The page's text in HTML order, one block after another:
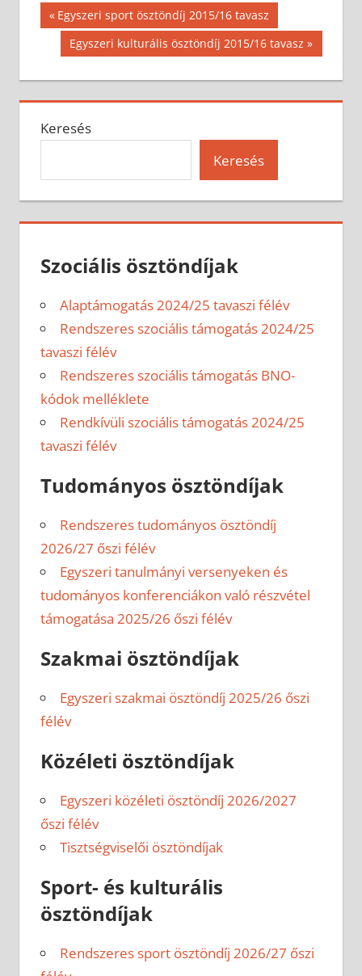
Bejegyzés
navigáció
Previous
Post:
Egyszeri sport ösztöndíj 2015/16 tavasz
Next
Egyszeri kulturális ösztöndíj 2015/16 tavasz
Keresés
Keresés
Szociális ösztöndíjak
Alaptámogatás 2024/25 tavaszi félév
Rendszeres szociális támogatás 2024/25
tavaszi félév
Rendszeres szociális támogatás BNO-
kódok melléklete
Rendkívüli szociális támogatás 2024/25
tavaszi félév
Tudományos ösztöndíjak
Rendszeres tudományos ösztöndíj
2026/27 őszi félév
Egyszeri tanulmányi versenyeken és
tudományos konferenciákon való részvétel
támogatása 2025/26 őszi félév
Szakmai ösztöndíjak
Egyszeri szakmai ösztöndíj 2025/26 őszi
félév
Közéleti ösztöndíjak
Egyszeri közéleti ösztöndíj 2026/2027
őszi félév
Tisztségviselői ösztöndíjak
Sport- és kulturális
ösztöndíjak
Rendszeres sport ösztöndíj 2026/27 őszi